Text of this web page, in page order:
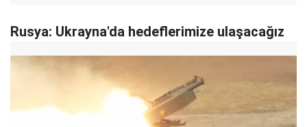
Rusya: Ukrayna'da hedeflerimize ulaşacağız